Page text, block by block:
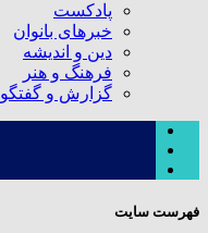
پادکست
خبرهای بانوان
دین و اندیشه
فرهنگ و هنر
گزارش و گفتگو
فهرست سایت